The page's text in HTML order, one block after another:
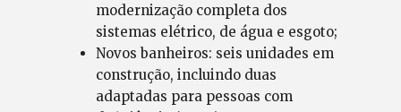
modernização completa dos
sistemas elétrico, de água e esgoto;
Novos banheiros: seis unidades em
construção, incluindo duas
adaptadas para pessoas com